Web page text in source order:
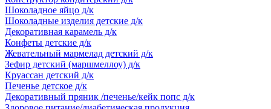
Шоколадное яйцо д/к
Шоколадные изделия детские д/к
Декоративная карамель д/к
Конфеты детские д/к
Жевательный мармелад детский д/к
Зефир детский (маршмеллоу) д/к
Круассан детский д/к
Печенье детское д/к
Декоративный пряник /печенье/кейк попс д/к